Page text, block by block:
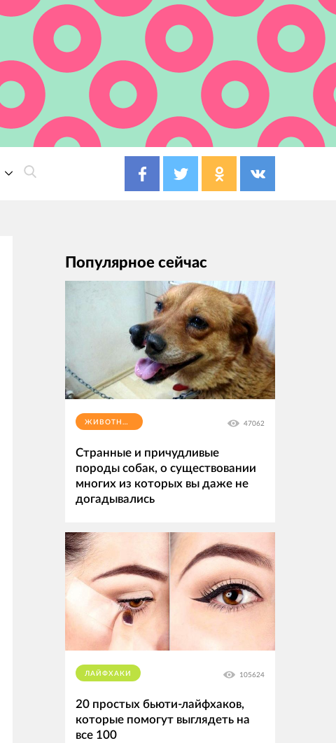
Популярное сейчас
ЖИВОТНЫЕ 47062
Странные и причудливые
породы собак, о существовании
многих из которых вы даже не
догадывались
ЛАЙФХАКИ 105624
20 простых бьюти-лайфхаков,
которые помогут выглядеть на
все 100